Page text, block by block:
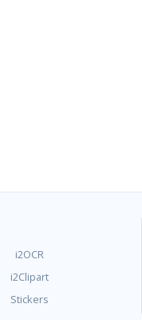
i2OCR
i2Clipart
Stickers